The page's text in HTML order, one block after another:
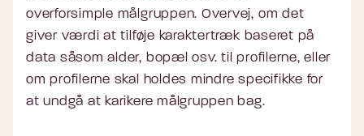
overforsimple målgruppen. Overvej, om det
giver værdi at tilføje karaktertræk baseret på
data såsom alder, bopæl osv. til profilerne, eller
om profilerne skal holdes mindre specifikke for
at undgå at karikere målgruppen bag.